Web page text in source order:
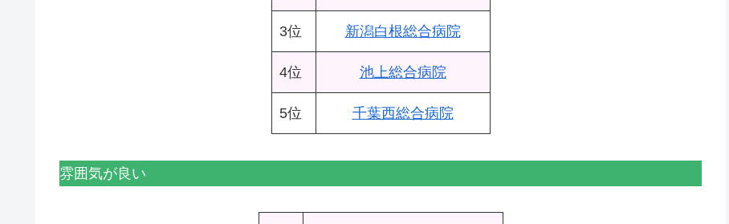
3位 新潟白根総合病院
4位 池上総合病院
5位 千葉西総合病院
雰囲気が良い